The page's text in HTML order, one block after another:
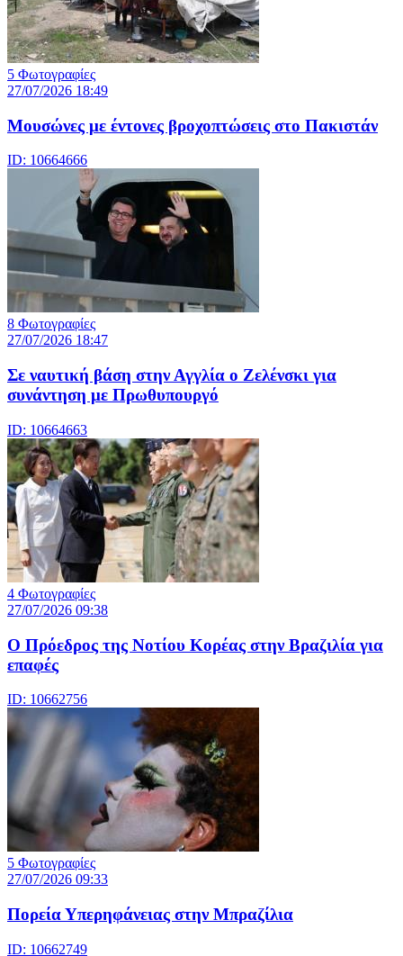
5 Φωτογραφίες
27/07/2026 18:49
Μουσώνες με έντονες βροχοπτώσεις στο Πακιστάν
ID: 10664666
8 Φωτογραφίες
27/07/2026 18:47
Σε ναυτική βάση στην Αγγλία ο Ζελένσκι για
συνάντηση με Πρωθυπουργό
ID: 10664663
4 Φωτογραφίες
27/07/2026 09:38
Ο Πρόεδρος της Νοτίου Κορέας στην Βραζιλία για
επαφές
ID: 10662756
5 Φωτογραφίες
27/07/2026 09:33
Πορεία Υπερηφάνειας στην Μπραζίλια
ID: 10662749